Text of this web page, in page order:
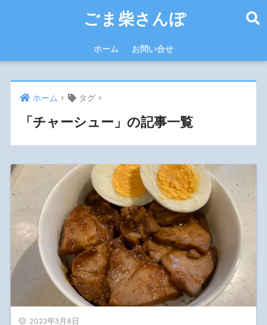
ごま柴さんぽ
ホーム お問い合せ
ホーム タグ
「チャーシュー」の記事一覧
2022年3月8日